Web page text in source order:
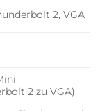
2, VGA
2 zu VGA)